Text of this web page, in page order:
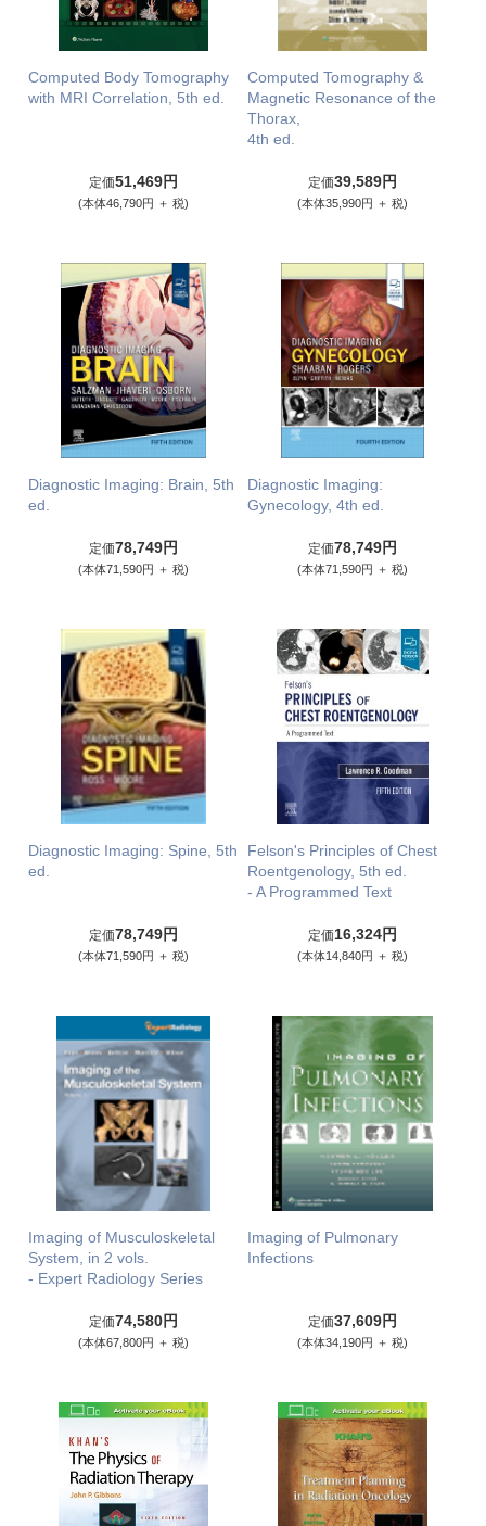
Computed Body Tomography
with MRI Correlation, 5th ed.
定価51,469円
(本体46,790円 ＋ 税)
Computed Tomography &
Magnetic Resonance of the
Thorax,
4th ed.
定価39,589円
(本体35,990円 ＋ 税)
Diagnostic Imaging: Brain, 5th
ed.
定価78,749円
(本体71,590円 ＋ 税)
Diagnostic Imaging:
Gynecology, 4th ed.
定価78,749円
(本体71,590円 ＋ 税)
Diagnostic Imaging: Spine, 5th
ed.
定価78,749円
(本体71,590円 ＋ 税)
Felson's Principles of Chest
Roentgenology, 5th ed.
- A Programmed Text
定価16,324円
(本体14,840円 ＋ 税)
Imaging of Musculoskeletal
System, in 2 vols.
- Expert Radiology Series
定価74,580円
(本体67,800円 ＋ 税)
Imaging of Pulmonary
Infections
定価37,609円
(本体34,190円 ＋ 税)